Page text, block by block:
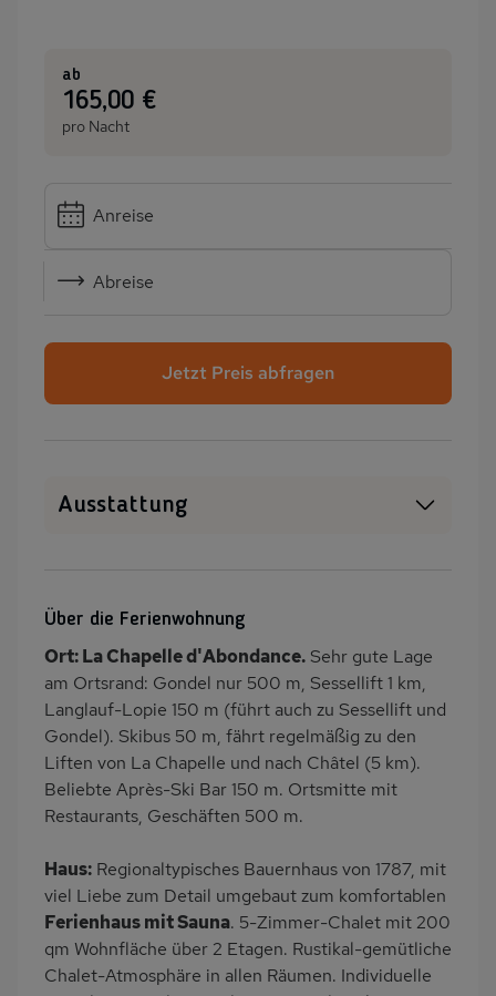
ab
:165,00 €
pro Nacht
Anreise
Abreise
Jetzt Preis abfragen
Ausstattung
Waschmaschine
Balkon/Loggia
PKW-Parkplatz
Dusche/WC
Küche
Herd (4 Kochfelder)
Backofen
Geschirrspülmaschine
Kühlschrank
Mikrowelle
Panoramablick
Kinderhochstuhl
Nichtraucher
Wb/WC
freistehend
Internet
Infrarot-Kabine
Zusätzliches Badezimmer
Kaffeemaschine
Über die Ferienwohnung
Ort: La Chapelle d'Abondance. Sehr gute Lage
am Ortsrand: Gondel nur 500 m, Sessellift 1 km,
Langlauf-Lopie 150 m (führt auch zu Sessellift und
Gondel). Skibus 50 m, fährt regelmäßig zu den
Liften von La Chapelle und nach Châtel (5 km).
Beliebte Après-Ski Bar 150 m. Ortsmitte mit
Restaurants, Geschäften 500 m.
Haus: Regionaltypisches Bauernhaus von 1787, mit
viel Liebe zum Detail umgebaut zum komfortablen
Ferienhaus mit Sauna. 5-Zimmer-Chalet mit 200
qm Wohnfläche über 2 Etagen. Rustikal-gemütliche
Chalet-Atmosphäre in allen Räumen. Individuelle